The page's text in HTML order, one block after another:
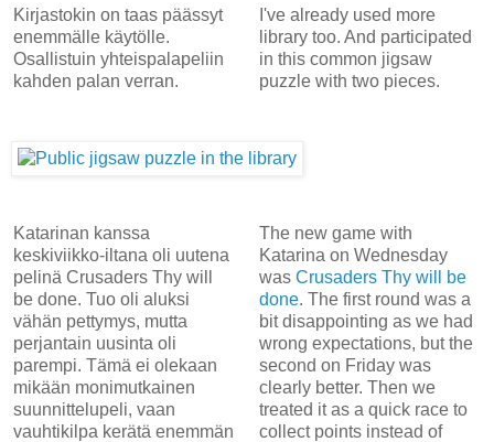
Kirjastokin on taas päässyt
enemmälle käytölle.
Osallistuin yhteispalapeliin
kahden palan verran.
I've already used more
library too. And participated
in this common jigsaw
puzzle with two pieces.
Katarinan kanssa
keskiviikko-iltana oli uutena
pelinä Crusaders Thy will
be done. Tuo oli aluksi
vähän pettymys, mutta
perjantain uusinta oli
parempi. Tämä ei olekaan
mikään monimutkainen
suunnittelupeli, vaan
vauhtikilpa kerätä enemmän
The new game with
Katarina on Wednesday
was Crusaders Thy will be
done. The first round was a
bit disappointing as we had
wrong expectations, but the
second on Friday was
clearly better. Then we
treated it as a quick race to
collect points instead of